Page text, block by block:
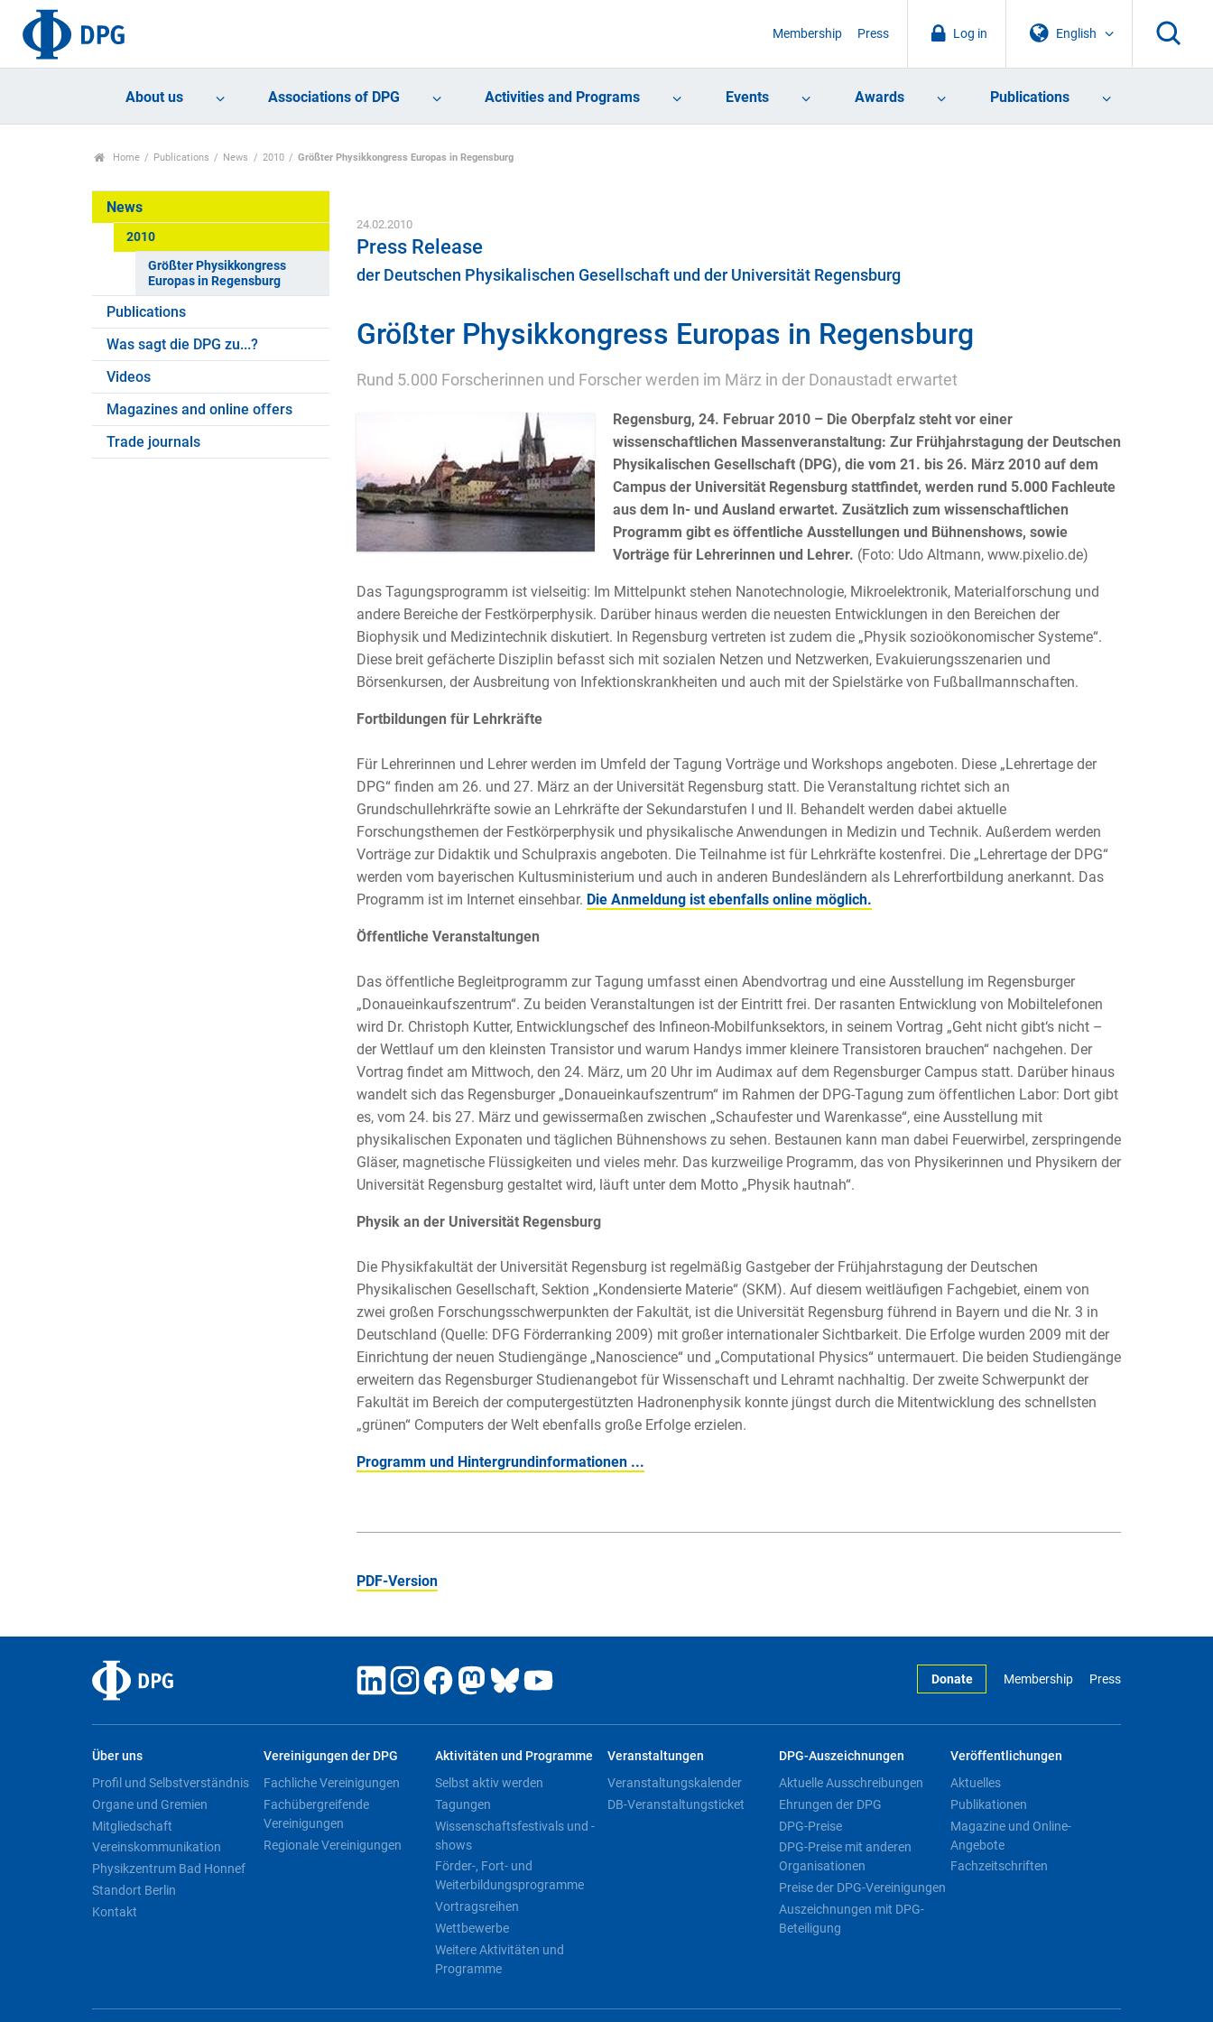
English
Log in
Membership Press
About us Associations of DPG Activities and Programs Events Awards Publications
Home Publications News 2010 Größter Physikkongress Europas in Regensburg
News
2010
Größter Physikkongress
Europas in Regensburg
Publications
Was sagt die DPG zu...?
Videos
Magazines and online offers
Trade journals
24.02.2010
Press Release
der Deutschen Physikalischen Gesellschaft und der Universität Regensburg
Größter Physikkongress Europas in Regensburg
Rund 5.000 Forscherinnen und Forscher werden im März in der Donaustadt erwartet
Regensburg, 24. Februar 2010 – Die Oberpfalz steht vor einer
wissenschaftlichen Massenveranstaltung: Zur Frühjahrstagung der Deutschen
Physikalischen Gesellschaft (DPG), die vom 21. bis 26. März 2010 auf dem
Campus der Universität Regensburg stattfindet, werden rund 5.000 Fachleute
aus dem In- und Ausland erwartet. Zusätzlich zum wissenschaftlichen
Programm gibt es öffentliche Ausstellungen und Bühnenshows, sowie
Vorträge für Lehrerinnen und Lehrer. (Foto: Udo Altmann, www.pixelio.de)
Das Tagungsprogramm ist vielseitig: Im Mittelpunkt stehen Nanotechnologie, Mikroelektronik, Materialforschung und
andere Bereiche der Festkörperphysik. Darüber hinaus werden die neuesten Entwicklungen in den Bereichen der
Biophysik und Medizintechnik diskutiert. In Regensburg vertreten ist zudem die „Physik sozioökonomischer Systeme“.
Diese breit gefächerte Disziplin befasst sich mit sozialen Netzen und Netzwerken, Evakuierungsszenarien und
Börsenkursen, der Ausbreitung von Infektionskrankheiten und auch mit der Spielstärke von Fußballmannschaften.
Fortbildungen für Lehrkräfte
Für Lehrerinnen und Lehrer werden im Umfeld der Tagung Vorträge und Workshops angeboten. Diese „Lehrertage der
DPG“ finden am 26. und 27. März an der Universität Regensburg statt. Die Veranstaltung richtet sich an
Grundschullehrkräfte sowie an Lehrkräfte der Sekundarstufen I und II. Behandelt werden dabei aktuelle
Forschungsthemen der Festkörperphysik und physikalische Anwendungen in Medizin und Technik. Außerdem werden
Vorträge zur Didaktik und Schulpraxis angeboten. Die Teilnahme ist für Lehrkräfte kostenfrei. Die „Lehrertage der DPG“
werden vom bayerischen Kultusministerium und auch in anderen Bundesländern als Lehrerfortbildung anerkannt. Das
Programm ist im Internet einsehbar. Die Anmeldung ist ebenfalls online möglich.
Öffentliche Veranstaltungen
Das öffentliche Begleitprogramm zur Tagung umfasst einen Abendvortrag und eine Ausstellung im Regensburger
„Donaueinkaufszentrum“. Zu beiden Veranstaltungen ist der Eintritt frei. Der rasanten Entwicklung von Mobiltelefonen
wird Dr. Christoph Kutter, Entwicklungschef des Infineon-Mobilfunksektors, in seinem Vortrag „Geht nicht gibt‘s nicht –
der Wettlauf um den kleinsten Transistor und warum Handys immer kleinere Transistoren brauchen“ nachgehen. Der
Vortrag findet am Mittwoch, den 24. März, um 20 Uhr im Audimax auf dem Regensburger Campus statt. Darüber hinaus
wandelt sich das Regensburger „Donaueinkaufszentrum“ im Rahmen der DPG-Tagung zum öffentlichen Labor: Dort gibt
es, vom 24. bis 27. März und gewissermaßen zwischen „Schaufester und Warenkasse“, eine Ausstellung mit
physikalischen Exponaten und täglichen Bühnenshows zu sehen. Bestaunen kann man dabei Feuerwirbel, zerspringende
Gläser, magnetische Flüssigkeiten und vieles mehr. Das kurzweilige Programm, das von Physikerinnen und Physikern der
Universität Regensburg gestaltet wird, läuft unter dem Motto „Physik hautnah“.
Physik an der Universität Regensburg
Die Physikfakultät der Universität Regensburg ist regelmäßig Gastgeber der Frühjahrstagung der Deutschen
Physikalischen Gesellschaft, Sektion „Kondensierte Materie“ (SKM). Auf diesem weitläufigen Fachgebiet, einem von
zwei großen Forschungsschwerpunkten der Fakultät, ist die Universität Regensburg führend in Bayern und die Nr. 3 in
Deutschland (Quelle: DFG Förderranking 2009) mit großer internationaler Sichtbarkeit. Die Erfolge wurden 2009 mit der
Einrichtung der neuen Studiengänge „Nanoscience“ und „Computational Physics“ untermauert. Die beiden Studiengänge
erweitern das Regensburger Studienangebot für Wissenschaft und Lehramt nachhaltig. Der zweite Schwerpunkt der
Fakultät im Bereich der computergestützten Hadronenphysik konnte jüngst durch die Mitentwicklung des schnellsten
„grünen“ Computers der Welt ebenfalls große Erfolge erzielen.
Programm und Hintergrundinformationen ...
PDF-Version
Donate Membership Press
Über uns
Profil und Selbstverständnis
Organe und Gremien
Mitgliedschaft
Vereinskommunikation
Physikzentrum Bad Honnef
Standort Berlin
Kontakt
Vereinigungen der DPG
Fachliche Vereinigungen
Fachübergreifende
Vereinigungen
Regionale Vereinigungen
Aktivitäten und Programme
Selbst aktiv werden
Tagungen
Wissenschaftsfestivals und -
shows
Förder-, Fort- und
Weiterbildungsprogramme
Vortragsreihen
Wettbewerbe
Weitere Aktivitäten und
Programme
Veranstaltungen
Veranstaltungskalender
DB-Veranstaltungsticket
DPG-Auszeichnungen
Aktuelle Ausschreibungen
Ehrungen der DPG
DPG-Preise
DPG-Preise mit anderen
Organisationen
Preise der DPG-Vereinigungen
Auszeichnungen mit DPG-
Beteiligung
Veröffentlichungen
Aktuelles
Publikationen
Magazine und Online-
Angebote
Fachzeitschriften